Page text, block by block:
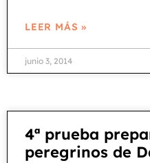
LEER MÁS »
junio 3, 2014
4ª prueba
peregrinos de